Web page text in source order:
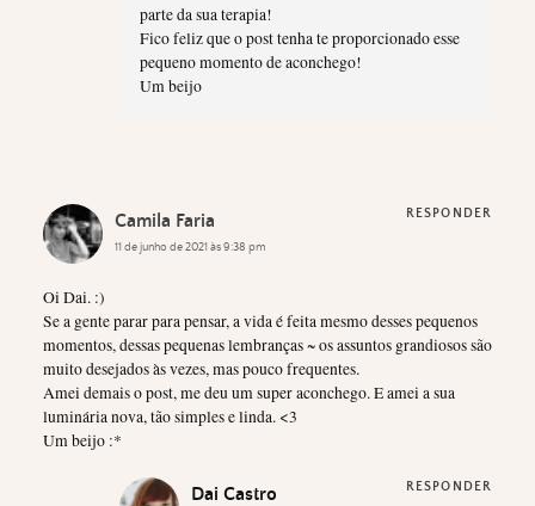
parte da sua terapia!
Fico feliz que o post tenha te proporcionado esse
pequeno momento de aconchego!
Um beijo
Camila Faria
11 de junho de 2021 às 9:38 pm
Oi Dai. :)
Se a gente parar para pensar, a vida é feita mesmo desses pequenos
momentos, dessas pequenas lembranças ~ os assuntos grandiosos são
muito desejados às vezes, mas pouco frequentes.
Amei demais o post, me deu um super aconchego. E amei a sua
luminária nova, tão simples e linda. <3
Um beijo :*
RESPONDER
Dai Castro RESPONDER